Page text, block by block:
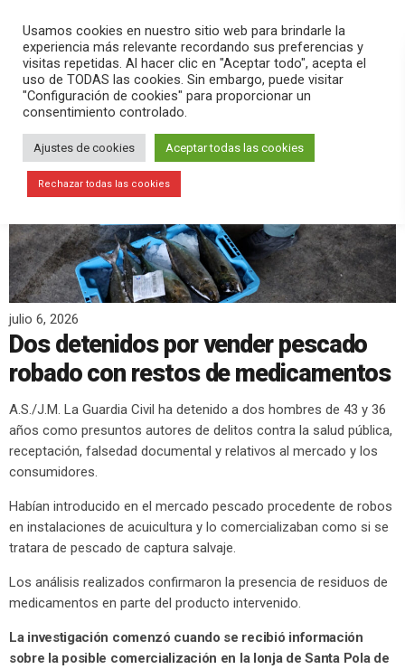
search menu pause PLAY
julio 6, 2026
Dos detenidos por vender pescado
robado con restos de medicamentos
A.S./J.M. La Guardia Civil ha detenido a dos hombres de 43 y 36
años como presuntos autores de delitos contra la salud pública,
receptación, falsedad documental y relativos al mercado y los
consumidores.
Habían introducido en el mercado pescado procedente de robos
en instalaciones de acuicultura y lo comercializaban como si se
tratara de pescado de captura salvaje.
Los análisis realizados confirmaron la presencia de residuos de
medicamentos en parte del producto intervenido.
La investigación comenzó cuando se recibió información
sobre la posible comercialización en la lonja de Santa Pola de
Usamos cookies en nuestro sitio web para brindarle la
experiencia más relevante recordando sus preferencias y
visitas repetidas. Al hacer clic en "Aceptar todo", acepta el
uso de TODAS las cookies. Sin embargo, puede visitar
"Configuración de cookies" para proporcionar un
consentimiento controlado.
Ajustes de cookies Aceptar todas las cookies
Rechazar todas las cookies